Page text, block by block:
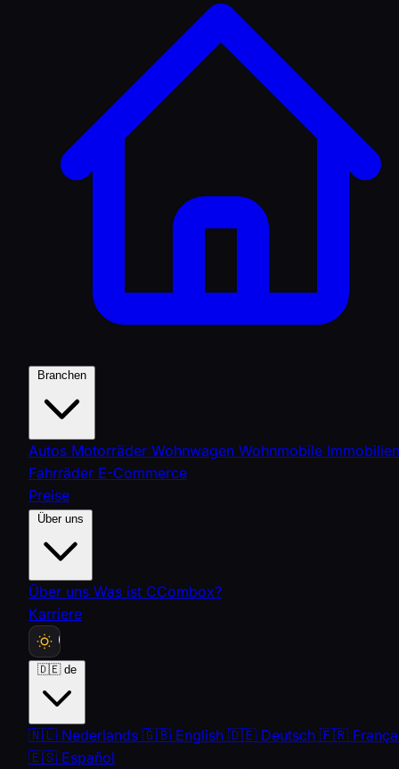
Autos Motorräder Wohnwagen Wohnmobile Immobilien
Fahrräder E-Commerce
Preise
Über uns Was ist CCombox?
Karriere
🇩🇪 de
🇳🇱 Nederlands 🇬🇧 English 🇩🇪 Deutsch 🇫🇷
🇪🇸 Español